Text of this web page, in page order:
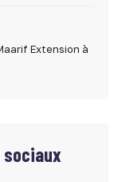
Extension à
sociaux